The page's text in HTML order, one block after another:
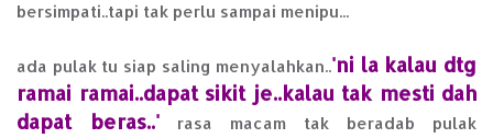
bersimpati..tapi tak perlu sampai menipu...
ada pulak tu siap saling menyalahkan..'ni la kalau dtg
ramai ramai..dapat sikit je..kalau tak mesti dah
dapat beras..' rasa macam tak beradab pulak